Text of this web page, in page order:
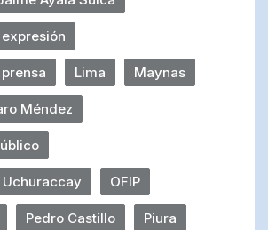
Lima Maynas
Méndez
OFIP
Pedro Castillo Piura